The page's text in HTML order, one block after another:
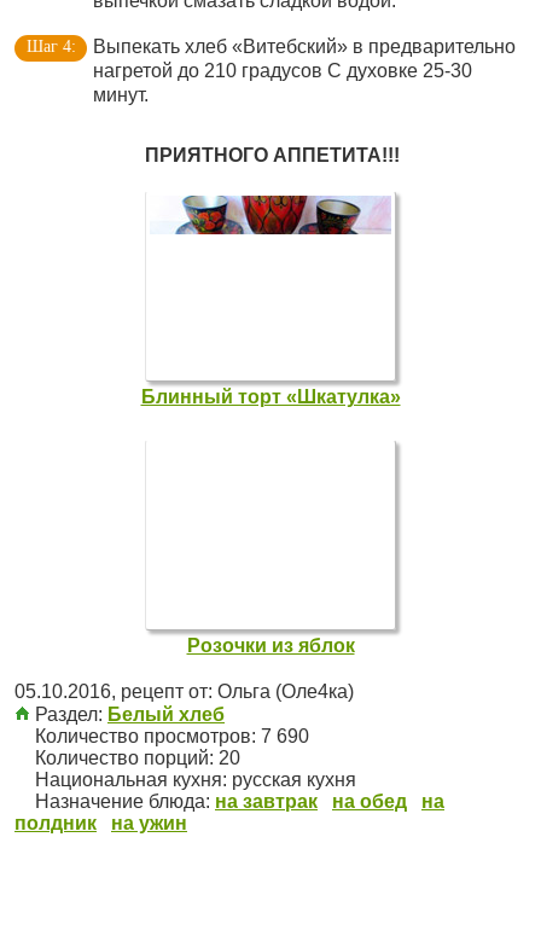
Выпекать хлеб «Витебский» в предварительно
нагретой до 210 градусов С духовке 25-30
минут.
ПРИЯТНОГО АППЕТИТА!!!
Блинный торт «Шкатулка»
Розочки из яблок
05.10.2016, рецепт от: Ольга (Оле4ка)
Раздел: Белый хлеб
Количество просмотров: 7 690
Количество порций: 20
Национальная кухня: русская кухня
Назначение блюда: на завтрак на обед
на
полдник
на ужин